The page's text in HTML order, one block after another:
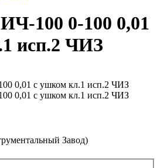
100 0-100 0,01
исп.2 ЧИЗ
Завод)